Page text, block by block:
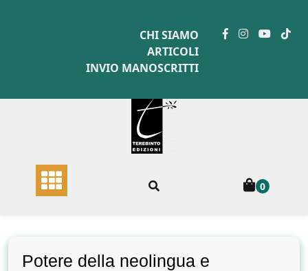
CHI SIAMO
ARTICOLI
INVIO MANOSCRITTI
0
Potere della neolingua e